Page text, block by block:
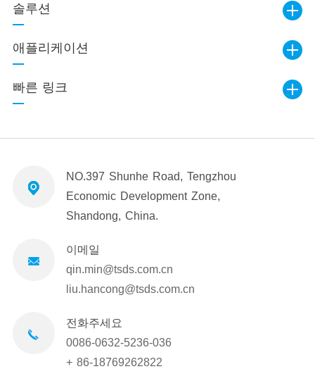
솔루션
애플리케이션
빠른 링크
NO.397 Shunhe Road, Tengzhou
Economic Development Zone,
Shandong, China.
이메일
qin.min@tsds.com.cn
liu.hancong@tsds.com.cn
전화주세요
0086-0632-5236-036
+ 86-18769262822